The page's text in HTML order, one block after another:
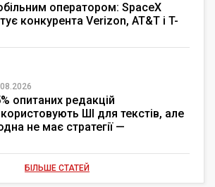
оператором: SpaceX
конкурента Verizon, AT&T і T-
опитаних редакцій
ШІ для текстів, але
не має стратегії —
БІЛЬШЕ СТАТЕЙ